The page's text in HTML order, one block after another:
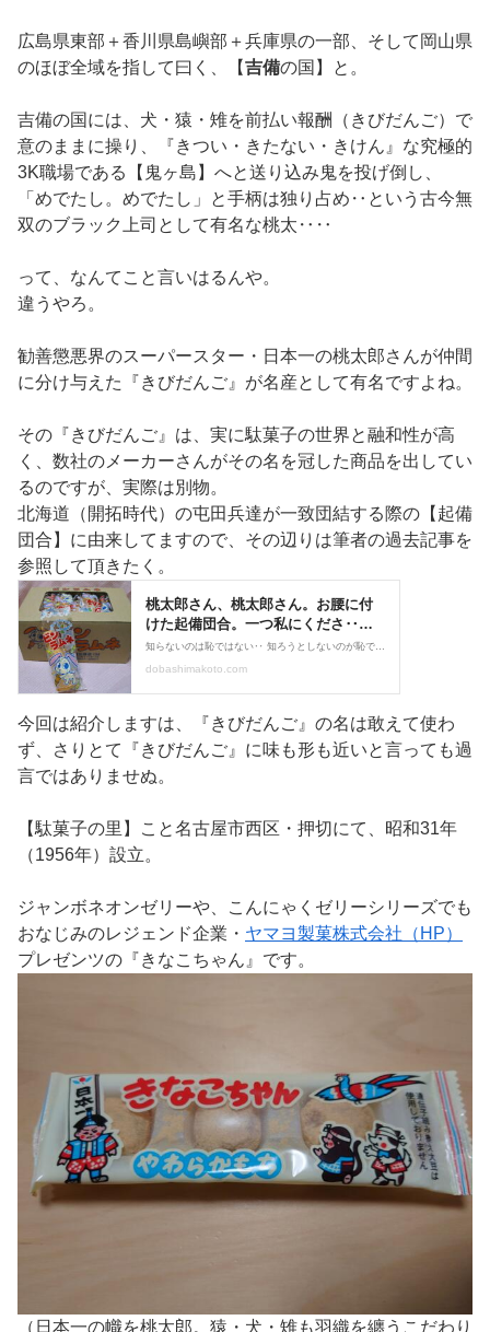
広島県東部＋香川県島嶼部＋兵庫県の一部、そして岡山県
のほぼ全域を指して曰く、【吉備の国】と。
吉備の国には、犬・猿・雉を前払い報酬（きびだんご）で
意のままに操り、『きつい・きたない・きけん』な究極的
3K職場である【鬼ヶ島】へと送り込み鬼を投げ倒し、
「めでたし。めでたし」と手柄は独り占め‥という古今無
双のブラック上司として有名な桃太‥‥
って、なんてこと言いはるんや。
違うやろ。
勧善懲悪界のスーパースター・日本一の桃太郎さんが仲間
に分け与えた『きびだんご』が名産として有名ですよね。
その『きびだんご』は、実に駄菓子の世界と融和性が高
く、数社のメーカーさんがその名を冠した商品を出してい
るのですが、実際は別物。
北海道（開拓時代）の屯田兵達が一致団結する際の【起備
団合】に由来してますので、その辺りは筆者の過去記事を
参照して頂きたく。
今回は紹介しますは、『きびだんご』の名は敢えて使わ
ず、さりとて『きびだんご』に味も形も近いと言っても過
言ではありませぬ。
【駄菓子の里】こと名古屋市西区・押切にて、昭和31年
（1956年）設立。
ジャンボネオンゼリーや、こんにゃくゼリーシリーズでも
おなじみのレジェンド企業・ ヤマヨ製菓株式会社（HP）
プレゼンツの『きなこちゃん』です。
（日本一の幟を桃太郎。猿・犬・雉も羽織を纏うこだわり